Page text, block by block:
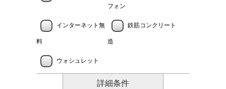
フォン
インターネット無
料
鉄筋コンクリート
造
ウォシュレット